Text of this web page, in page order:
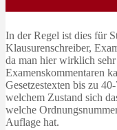
In der Regel ist dies für
Klausurenschreiber,
da man hier wirklich
Examenskommentaren
Gesetzestexten bis zu
welchem Zustand sich
welche
Auflage hat.